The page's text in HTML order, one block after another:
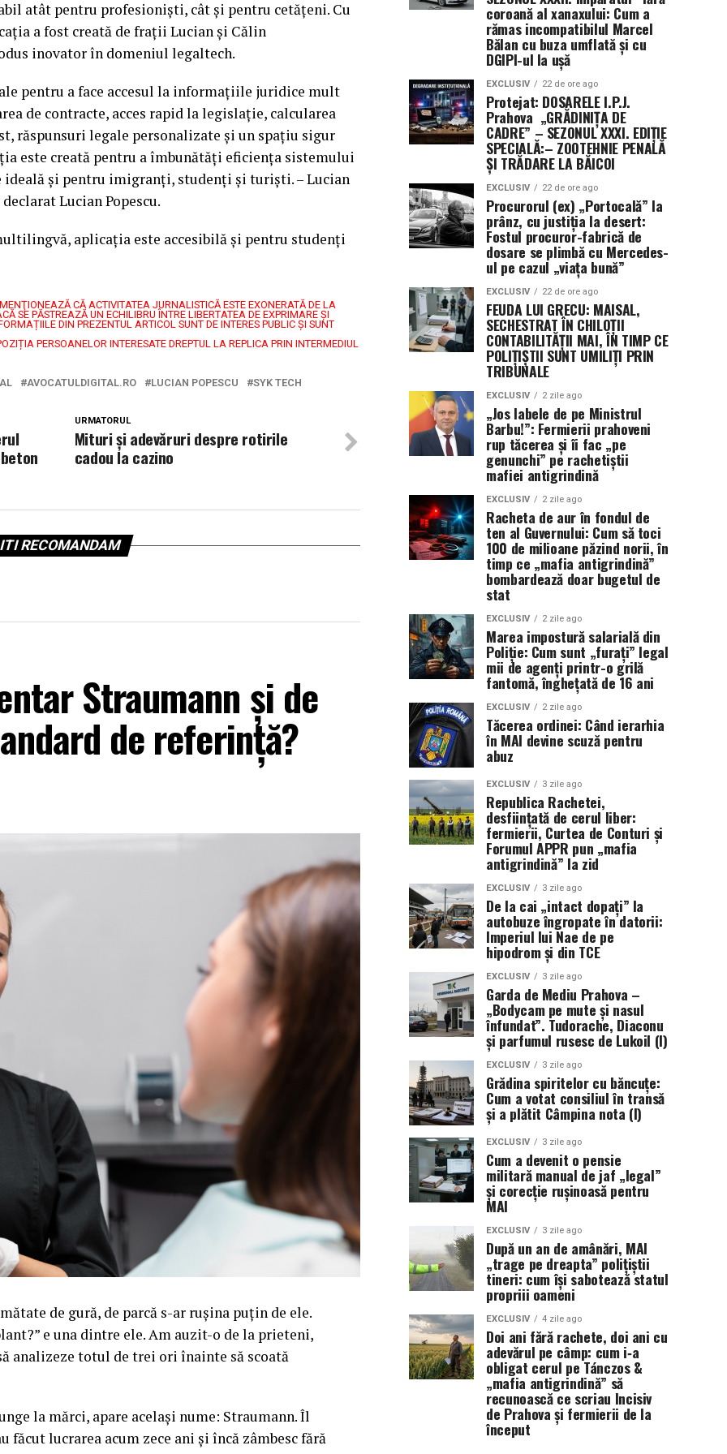
atât pentru profesioniști, cât și pentru cetățeni. Cu
a fost creată de frații Lucian și Călin
inovator în domeniul legaltech.
pentru a face accesul la informațiile juridice mult
de contracte, acces rapid la legislație, calcularea
răspunsuri legale personalizate și un spațiu sigur
este creată pentru a îmbunătăți eficiența sistemului
și pentru imigranți, studenți și turiști. – Lucian
Lucian Popescu.
aplicația este accesibilă și pentru studenți
CĂ ACTIVITATEA JURNALISTICĂ ESTE EXONERATĂ DE LA
SE PĂSTREAZĂ UN ECHILIBRU ÎNTRE LIBERTATEA DE EXPRIMARE ŞI
DIN PREZENTUL ARTICOL SUNT DE INTERES PUBLIC ȘI SUNT
PERSOANELOR INTERESATE DREPTUL LA REPLICA PRIN INTERMEDIUL
AVOCATULDIGITAL.RO LUCIAN POPESCU SYK TECH
URMATORUL
Mituri și adevăruri despre rotirile
cadou la cazino
RECOMANDAM
Straumann și de
de referință?
de gură, de parcă s-ar rușina puțin de ele.
e una dintre ele. Am auzit-o de la prieteni,
analizeze totul de trei ori înainte să scoată
la mărci, apare același nume: Straumann. Îl
lucrarea acum zece ani și încă zâmbesc fără
coroană al xanaxului: Cum a
rămas incompatibilul Marcel
Bălan cu buza umflată și cu
DGIPI-ul la ușă
EXCLUSIV 22 de ore ago
Protejat: DOSARELE I.P.J.
Prahova „GRĂDINIȚA DE
CADRE” – SEZONUL XXXI. EDIȚIE
SPECIALĂ:– ZOOTEHNIE PENALĂ
ȘI TRĂDARE LA BĂICOI
EXCLUSIV 22 de ore ago
Procurorul (ex) „Portocală” la
prânz, cu justiția la desert:
Fostul procuror-fabrică de
dosare se plimbă cu Mercedes-
ul pe cazul „viața bună”
EXCLUSIV 22 de ore ago
FEUDA LUI GRECU: MAISAL,
SECHESTRAT ÎN CHILOȚII
CONTABILITĂȚII MAI, ÎN TIMP CE
POLIȚIȘTII SUNT UMILIȚI PRIN
TRIBUNALE
EXCLUSIV 2 zile ago
„Jos labele de pe Ministrul
Barbu!”: Fermierii prahoveni
rup tăcerea și îi fac „pe
genunchi” pe rachetiștii
mafiei antigrindină
EXCLUSIV 2 zile ago
Racheta de aur în fondul de
ten al Guvernului: Cum să toci
100 de milioane păzind norii, în
timp ce „mafia antigrindină”
bombardează doar bugetul de
stat
EXCLUSIV 2 zile ago
Marea impostură salarială din
Poliție: Cum sunt „furați” legal
mii de agenți printr-o grilă
fantomă, înghețată de 16 ani
EXCLUSIV 2 zile ago
Tăcerea ordinei: Când ierarhia
în MAI devine scuză pentru
abuz
EXCLUSIV 3 zile ago
Republica Rachetei,
desființată de cerul liber:
fermierii, Curtea de Conturi și
Forumul APPR pun „mafia
antigrindină” la zid
EXCLUSIV 3 zile ago
De la cai „intact dopați” la
autobuze îngropate în datorii:
Imperiul lui Nae de pe
hipodrom și din TCE
EXCLUSIV 3 zile ago
Garda de Mediu Prahova –
„Bodycam pe mute și nasul
înfundat”. Tudorache, Diaconu
și parfumul rusesc de Lukoil (I)
EXCLUSIV 3 zile ago
Grădina spiritelor cu băncuțe:
Cum a votat consiliul în transă
și a plătit Câmpina nota (I)
EXCLUSIV 3 zile ago
Cum a devenit o pensie
militară manual de jaf „legal”
și corecție rușinoasă pentru
MAI
EXCLUSIV 3 zile ago
După un an de amânări, MAI
„trage pe dreapta” polițiștii
tineri: cum își sabotează statul
propriii oameni
EXCLUSIV 4 zile ago
Doi ani fără rachete, doi ani cu
adevărul pe câmp: cum i‑a
obligat cerul pe Tánczos &
„mafia antigrindină” să
recunoască ce scriau Incisiv
de Prahova și fermierii de la
început